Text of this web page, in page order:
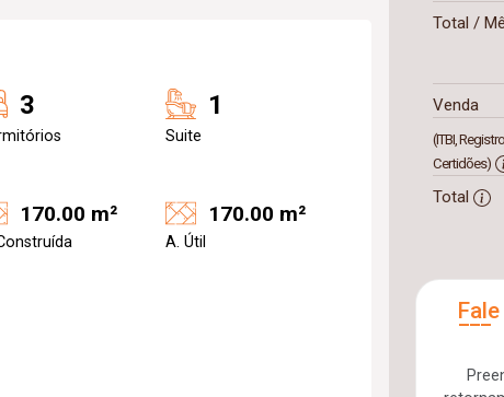
3 1
Suite
170.00 m² 170.00 m²
A. Útil
Total /
Venda
(ITBI,
Certidões)
Total